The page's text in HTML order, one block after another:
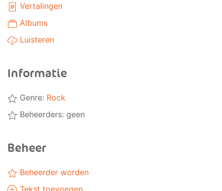
Vertalingen
Albums
Luisteren
Informatie
Genre: Rock
Beheerders: geen
Beheer
Beheerder worden
Tekst toevoegen